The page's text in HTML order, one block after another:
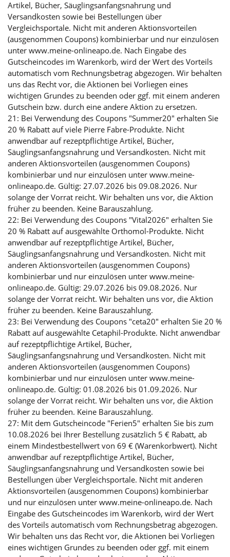
Artikel, Bücher, Säuglingsanfangsnahrung und
Versandkosten sowie bei Bestellungen über
Vergleichsportale. Nicht mit anderen Aktionsvorteilen
(ausgenommen Coupons) kombinierbar und nur einzulösen
unter www.meine-onlineapo.de. Nach Eingabe des
Gutscheincodes im Warenkorb, wird der Wert des Vorteils
automatisch vom Rechnungsbetrag abgezogen. Wir behalten
uns das Recht vor, die Aktionen bei Vorliegen eines
wichtigen Grundes zu beenden oder ggf. mit einem anderen
Gutschein bzw. durch eine andere Aktion zu ersetzen.
21: Bei Verwendung des Coupons "Summer20" erhalten Sie
20 % Rabatt auf viele Pierre Fabre-Produkte. Nicht
anwendbar auf rezeptpflichtige Artikel, Bücher,
Säuglingsanfangsnahrung und Versandkosten. Nicht mit
anderen Aktionsvorteilen (ausgenommen Coupons)
kombinierbar und nur einzulösen unter www.meine-
onlineapo.de. Gültig: 27.07.2026 bis 09.08.2026. Nur
solange der Vorrat reicht. Wir behalten uns vor, die Aktion
früher zu beenden. Keine Barauszahlung.
22: Bei Verwendung des Coupons "Vital2026" erhalten Sie
20 % Rabatt auf ausgewählte Orthomol-Produkte. Nicht
anwendbar auf rezeptpflichtige Artikel, Bücher,
Säuglingsanfangsnahrung und Versandkosten. Nicht mit
anderen Aktionsvorteilen (ausgenommen Coupons)
kombinierbar und nur einzulösen unter www.meine-
onlineapo.de. Gültig: 29.07.2026 bis 09.08.2026. Nur
solange der Vorrat reicht. Wir behalten uns vor, die Aktion
früher zu beenden. Keine Barauszahlung.
23: Bei Verwendung des Coupons "ceta20" erhalten Sie 20 %
Rabatt auf ausgewählte Cetaphil-Produkte. Nicht anwendbar
auf rezeptpflichtige Artikel, Bücher,
Säuglingsanfangsnahrung und Versandkosten. Nicht mit
anderen Aktionsvorteilen (ausgenommen Coupons)
kombinierbar und nur einzulösen unter www.meine-
onlineapo.de. Gültig: 01.08.2026 bis 01.09.2026. Nur
solange der Vorrat reicht. Wir behalten uns vor, die Aktion
früher zu beenden. Keine Barauszahlung.
27: Mit dem Gutscheincode "Ferien5" erhalten Sie bis zum
10.08.2026 bei Ihrer Bestellung zusätzlich 5 € Rabatt, ab
einem Mindestbestellwert von 69 € (Warenkorbwert). Nicht
anwendbar auf rezeptpflichtige Artikel, Bücher,
Säuglingsanfangsnahrung und Versandkosten sowie bei
Bestellungen über Vergleichsportale. Nicht mit anderen
Aktionsvorteilen (ausgenommen Coupons) kombinierbar
und nur einzulösen unter www.meine-onlineapo.de. Nach
Eingabe des Gutscheincodes im Warenkorb, wird der Wert
des Vorteils automatisch vom Rechnungsbetrag abgezogen.
Wir behalten uns das Recht vor, die Aktionen bei Vorliegen
eines wichtigen Grundes zu beenden oder ggf. mit einem